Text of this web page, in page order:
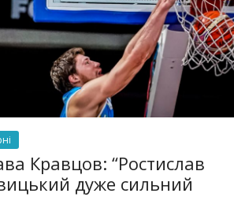
Кравцов: “Ростислав
дуже сильний